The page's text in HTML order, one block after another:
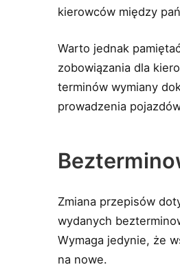
kierowców między
Warto jednak
zobowiązania dla
terminów wymiany
prowadzenia
Zmiana przepisów
wydanych
Wymaga jedynie, że
na nowe.